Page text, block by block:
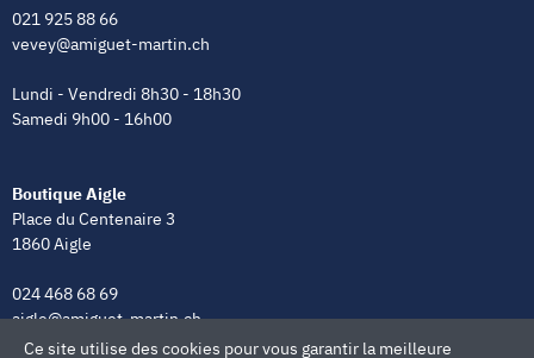
021 925 88 66
vevey@amiguet-martin.ch
Lundi - Vendredi 8h30 - 18h30
Samedi 9h00 - 16h00
Boutique Aigle
Place du Centenaire 3
1860 Aigle
024 468 68 69
aigle@amiguet-martin.ch
Ce site utilise des cookies pour vous garantir la meilleure